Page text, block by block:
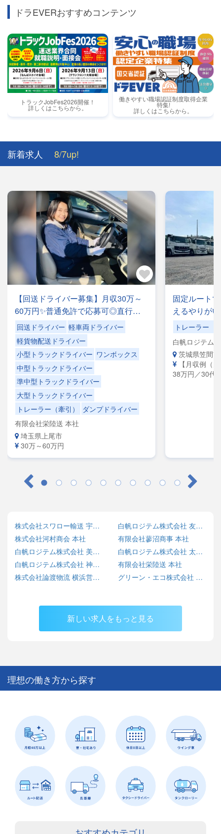
ドラEVERおすすめコンテンツ
トラックJobFes2026開催！
詳しくはこちらから。
働きやすい職場認証制度取得企業
特集!
詳しくはこちらから。
新着求人 8/7up!
【回送ドライバー募集】月収30万～
60万円✨普通免許で応募可◎直行直
帰OK！｜荷物の積み下ろしナシ！女
性ドライバーも活躍中＼レアな車両
に乗れるチャンスも☆彡／
回送ドライバー 軽車両ドライバー
軽貨物配送ドライバー
小型トラックドライバー ワンボックス
中型トラックドライバー
準中型トラックドライバー
大型トラックドライバー
トレーラー（牽引）
ダンプドライバー
有限会社栄陸送 本社
埼玉県上尾市
30万～60万円
固定ルート
えるやりが
かり稼げる
時退社！
トレーラー（
白帆ロジテム
茨城県笠間市
【月収例（
38万円／30代
株式会社スワロー輸送 宇都宮センター
株式会社河村商会 本社
白帆ロジテム株式会社 美野里営業所
白帆ロジテム株式会社 神栖営業所
株式会社論渡物流 横浜営業所
白帆ロジテム株式会社 友部営業所
有限会社蓼沼商事 本社
白帆ロジテム株式会社 太田営業所
有限会社栄陸送 本社
グリーン・エコ株式会社 SARASHINA ECO BASE
新しい求人をもっと見る
理想の働き方から探す